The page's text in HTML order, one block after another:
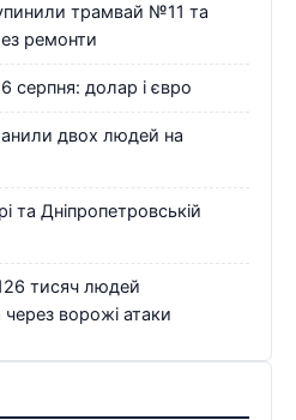
трамвай №11 та
ремонти
серпня: долар і євро
двох людей на
та Дніпропетровській
тисяч людей
ворожі атаки